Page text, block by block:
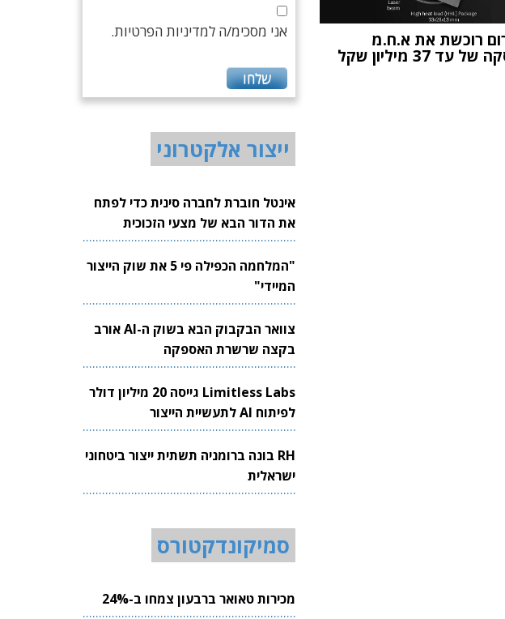
רוכשת את א.ח.מ
עד 37 מיליון שקל
אני מסכימ/ה למדיניות הפרטיות.
ייצור אלקטרוני
אינטל חוברת לחברה סינית כדי לפתח
את הדור הבא של מצעי הזכוכית
לשבבים
"המלחמה הכפילה פי 5 את שוק הייצור
המיידי"
צוואר הבקבוק הבא בשוק ה-AI אורב
בקצה שרשרת האספקה
Limitless Labs גייסה 20 מיליון דולר
לפיתוח AI לתעשיית הייצור
RH בונה ברומניה תשתית ייצור ביטחוני
ישראלית
סמיקונדקטורס
מכירות טאואר ברבעון צמחו ב-24%